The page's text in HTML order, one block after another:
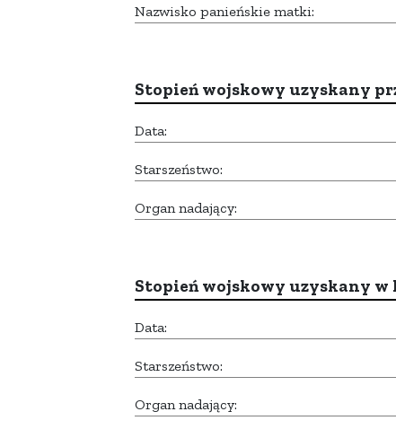
Nazwisko panieńskie matki:
Stopień wojskowy uzyskany
Data:
Starszeństwo:
Organ nadający:
Stopień wojskowy uzyskany
Data:
Starszeństwo:
Organ nadający: